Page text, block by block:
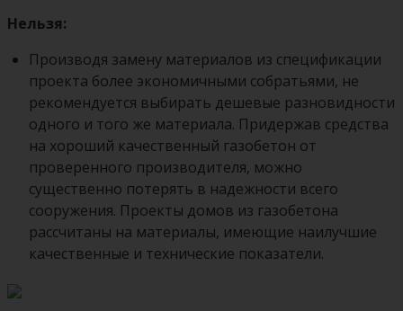
Нельзя:
Производя замену материалов из спецификации
проекта более экономичными собратьями, не
рекомендуется выбирать дешевые разновидности
одного и того же материала. Придержав средства
на хороший качественный газобетон от
проверенного производителя, можно
существенно потерять в надежности всего
сооружения. Проекты домов из газобетона
рассчитаны на материалы, имеющие наилучшие
качественные и технические показатели.